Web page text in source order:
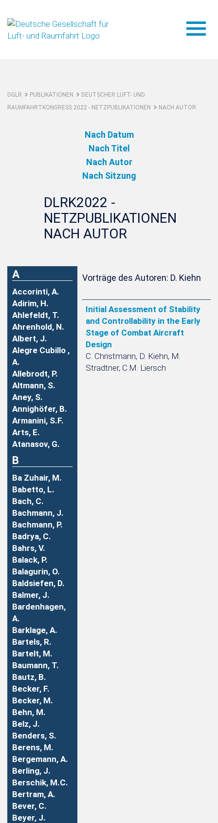
DGLR PUBLIKATIONEN
DEUTSCHER LUFT- UND
RAUMFAHRTKONGRESS 2022 - NETZPUBLIKATIONEN
NACH AUTOR
Nach Datum
Nach Titel
Nach Autor
Nach Sitzung
DLRK2022 -
NETZPUBLIKATIONEN
NACH AUTOR
A
Accorinti, A.
Adirim, H.
Ahlefeldt, T.
Ahrenhold, N.
Albert, J.
Alegre Cubillo ,
A.
Allebrodt, P.
Altmann, S.
Aney, S.
Annighöfer, B.
Armanini, S.F.
Arts, E.
Atanasov, G.
B
Ba Zuhair, M.
Babetto, L.
Bach, C.
Bachmann, J.
Bachmann, P.
Badrya, C.
Bahrs, V.
Balack, P.
Balagurin, O.
Baldsiefen, D.
Balmer, J.
Bardenhagen,
A.
Barklage, A.
Bartels, R.
Bartelt, M.
Baumann, T.
Bautz, B.
Becker, F.
Becker, M.
Behn, M.
Belz, J.
Benders, S.
Berens, M.
Bergemann, A.
Berling, J.
Berschik, M.C.
Bertram, A.
Bever, C.
Beyer, J.
Vorträge des Autoren: D. Kiehn
Initial Assessment of Stability
and Controllability in the Early
Stage of Combat Aircraft
Design
C. Christmann, D. Kiehn, M.
Stradtner, C.M. Liersch